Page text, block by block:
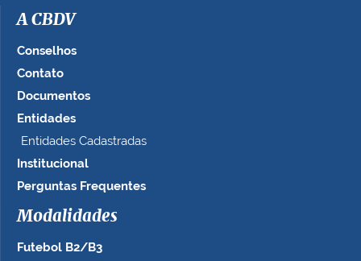
A CBDV
Conselhos
Contato
Documentos
Entidades
Entidades Cadastradas
Institucional
Perguntas Frequentes
Modalidades
Futebol B2/B3